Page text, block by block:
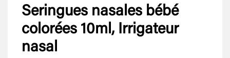
Seringues nasales bébé
colorées 10ml, Irrigateur
nasal